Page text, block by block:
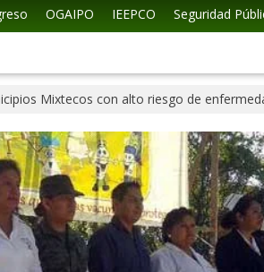
OGAIPO IEEPCO Seguridad
Mixtecos con alto riesgo de